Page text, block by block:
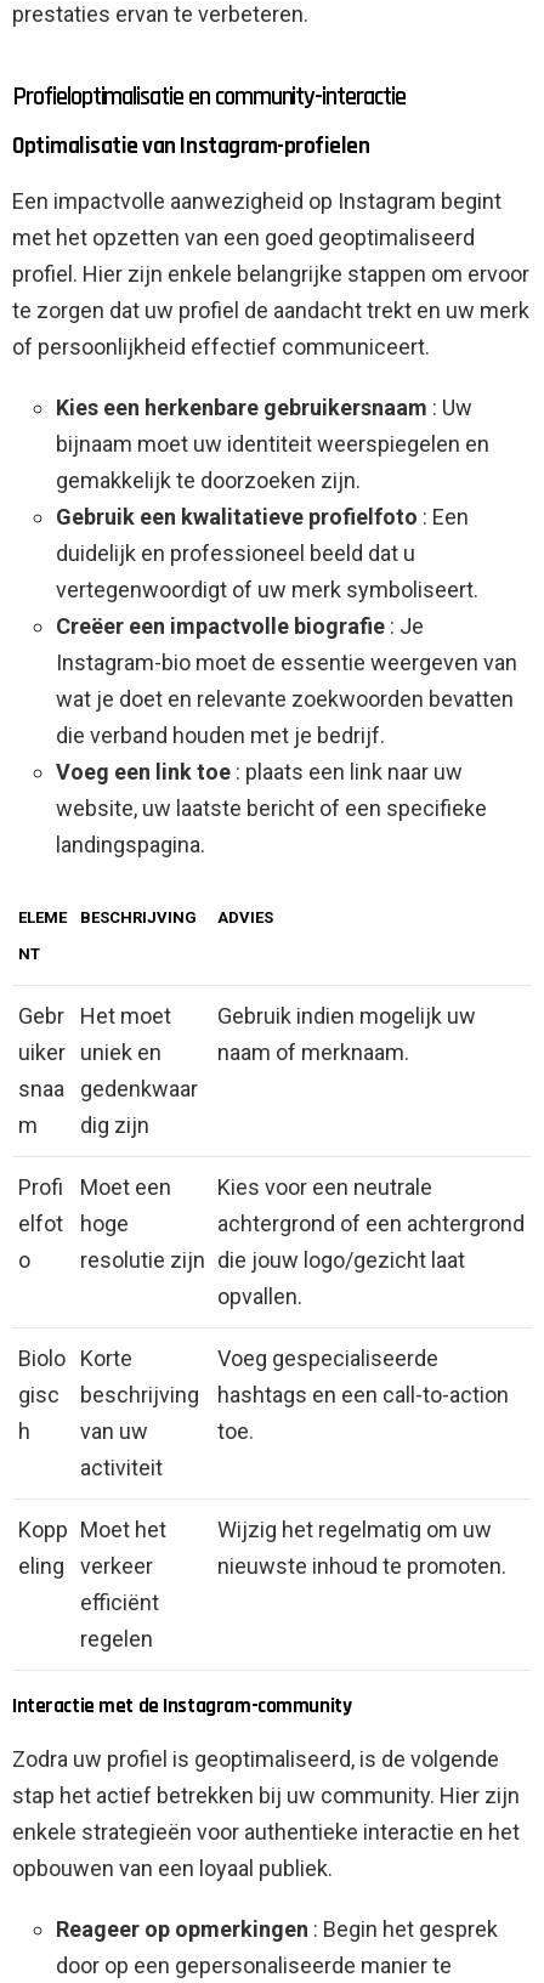
prestaties ervan te verbeteren.
Profieloptimalisatie en community-interactie
Optimalisatie van Instagram-profielen
Een impactvolle aanwezigheid op Instagram begint
met het opzetten van een goed geoptimaliseerd
profiel. Hier zijn enkele belangrijke stappen om ervoor
te zorgen dat uw profiel de aandacht trekt en uw merk
of persoonlijkheid effectief communiceert.
Kies een herkenbare gebruikersnaam : Uw
bijnaam moet uw identiteit weerspiegelen en
gemakkelijk te doorzoeken zijn.
Gebruik een kwalitatieve profielfoto : Een
duidelijk en professioneel beeld dat u
vertegenwoordigt of uw merk symboliseert.
Creëer een impactvolle biografie : Je
Instagram-bio moet de essentie weergeven van
wat je doet en relevante zoekwoorden bevatten
die verband houden met je bedrijf.
Voeg een link toe : plaats een link naar uw
website, uw laatste bericht of een specifieke
landingspagina.
ELEME
NT
BESCHRIJVING ADVIES
Gebr
uiker
snaa
m
Het moet
uniek en
gedenkwaar
dig zijn
Gebruik indien mogelijk uw
naam of merknaam.
Profi
elfot
o
Moet een
hoge
resolutie zijn
Kies voor een neutrale
achtergrond of een achtergrond
die jouw logo/gezicht laat
opvallen.
Biolo
gisc
h
Korte
beschrijving
van uw
activiteit
Voeg gespecialiseerde
hashtags en een call-to-action
toe.
Kopp
eling
Moet het
verkeer
efficiënt
regelen
Wijzig het regelmatig om uw
nieuwste inhoud te promoten.
Interactie met de Instagram-community
Zodra uw profiel is geoptimaliseerd, is de volgende
stap het actief betrekken bij uw community. Hier zijn
enkele strategieën voor authentieke interactie en het
opbouwen van een loyaal publiek.
Reageer op opmerkingen : Begin het gesprek
door op een gepersonaliseerde manier te